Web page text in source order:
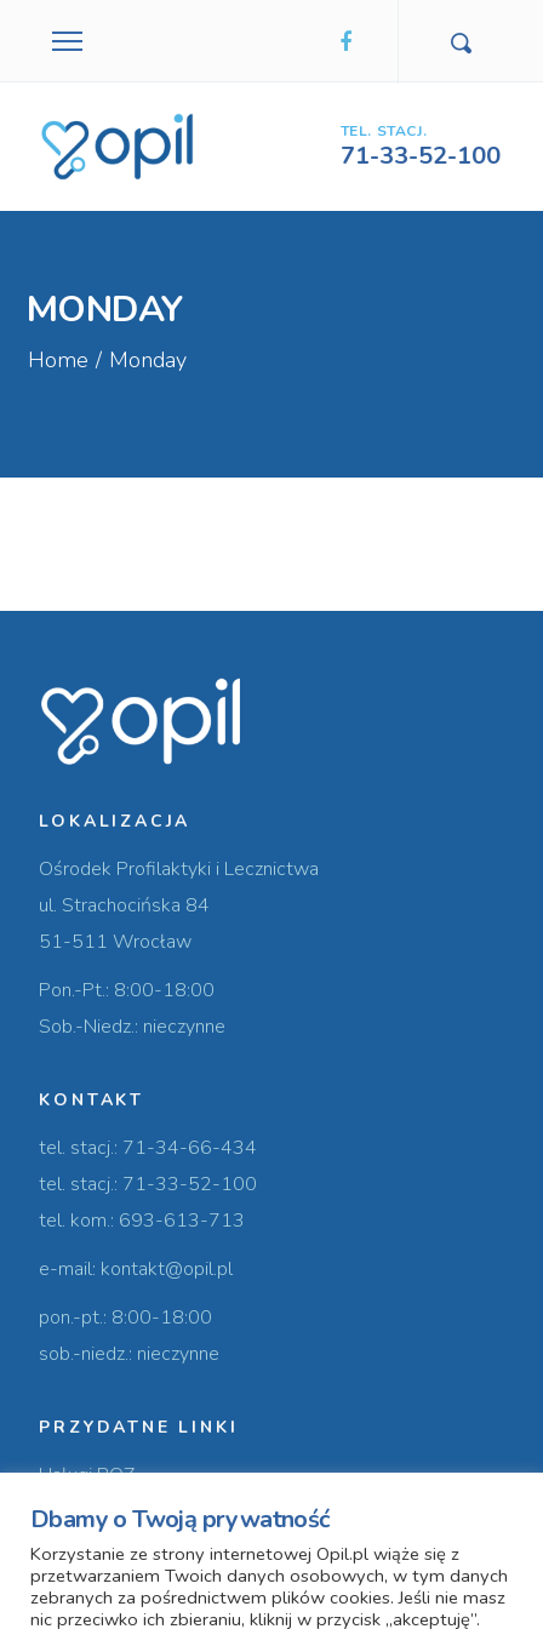
TEL. STACJ.
71-33-52-100
MONDAY
Home / Monday
LOKALIZACJA
Ośrodek Profilaktyki i Lecznictwa
ul. Strachocińska 84
51-511 Wrocław
Pon.-Pt.: 8:00-18:00
Sob.-Niedz.: nieczynne
KONTAKT
tel. stacj.: 71-34-66-434
tel. stacj.: 71-33-52-100
tel. kom.: 693-613-713
e-mail: kontakt@opil.pl
pon.-pt.: 8:00-18:00
sob.-niedz.: nieczynne
PRZYDATNE LINKI
Usługi POZ
Usługi prywatne
Nasz zespół
O nas
Dbamy o Twoją prywatność
Korzystanie ze strony internetowej Opil.pl wiąże się z
przetwarzaniem Twoich danych osobowych, w tym danych
zebranych za pośrednictwem plików cookies. Jeśli nie masz
nic przeciwko ich zbieraniu, kliknij w przycisk „akceptuję”.